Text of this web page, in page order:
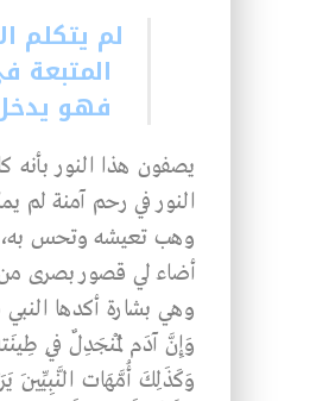
لم يتكلم
فهو
يصفون هذا النور بأنه
النور في رحم آمنة لم
وهب تعيشه وتحس به،
أضاء لي قصور بصرى
وهي بشارة أكدها
وَإِنَّ آدَم لَمُنْجَدِلٌ فِي
وَكَذَلِكَ أُمَّهَات